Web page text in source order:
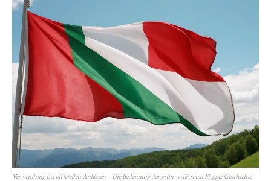
Verwendung bei offiziellen Anlässen – Die Bedeutung der grün-weiß-roten Flagge: Geschichte